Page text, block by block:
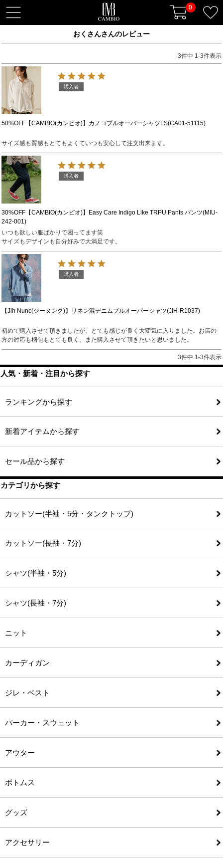
0
t
o
l
n
a
v
i
a
t
i
o
n
おくさんさんのレビュー
3件中 1-3件表示
50%OFF【CAMBIO(カンビオ)】カノコプルオーバーシャツLS(CA01-51115)
購入者
サイズ感も質感もとてもよくていつも安心して注文出来ます。
30%OFF【CAMBIO(カンビオ)】Easy Care Indigo Like TRPU Pants パンツ(MIU-
242-001)
購入者
いつも欲しい服ばかりで困ってます笑
サイズもデザインも自分好みで大満足です。
【Jih Nunc(ジーヌンク)】リネン混デニムプルオーバーシャツ(JIH-R1037)
購入者
初めて購入させて頂きましたが、とても感じが良く大変気に入りました。お店の
方の対応も梱包もとても良く、また購入させて頂きたいと思いました。
3件中 1-3件表示
人気・新着・注目から探す
ランキングから探す
新着アイテムから探す
セール品から探す
カテゴリから探す
カットソー(半袖・5分・タンクトップ)
カットソー(長袖・7分)
シャツ(半袖・5分)
シャツ(長袖・7分)
ニット
カーディガン
ジレ・ベスト
パーカー・スウェット
アウター
ボトムス
グッズ
アクセサリー